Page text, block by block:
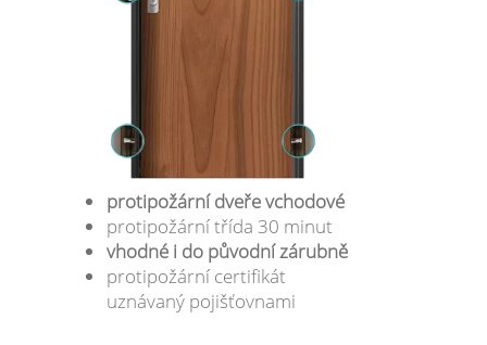
protipožární dveře vchodové
protipožární třída 30 minut
vhodné i do původní zárubně
protipožární certifikát
uznávaný pojišťovnami